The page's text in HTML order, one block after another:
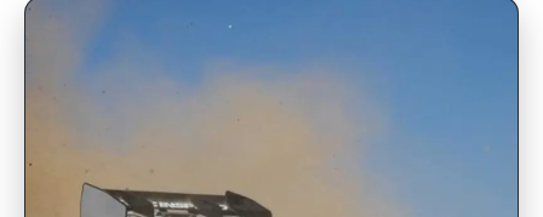
INSCRIPCIONES ABIERTAS